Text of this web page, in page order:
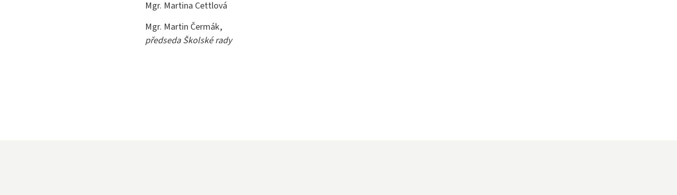
Mgr. Martina Cettlová
Mgr. Martin Čermák,
předseda Školské rady